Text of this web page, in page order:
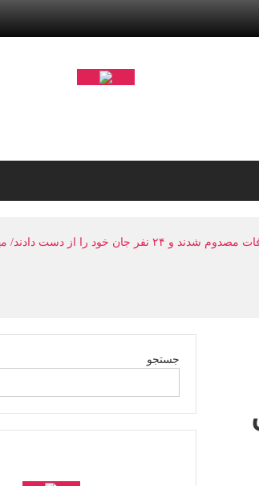
پلیس راهور: پایان طرح ترافیکی اربعین با ثبت ۶۷ میلیون تردد/ در طول ۲۰ روز، ۱۵۴ نفر در تصادفات
جستجو